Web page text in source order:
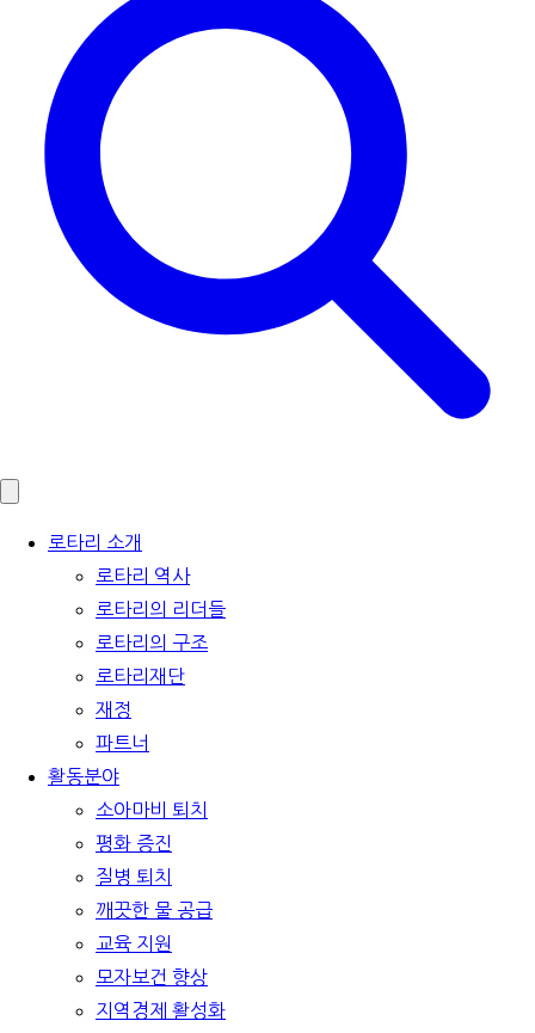
로타리 소개
로타리 역사
로타리의 리더들
로타리의 구조
로타리재단
재정
파트너
활동분야
소아마비 퇴치
평화 증진
질병 퇴치
깨끗한 물 공급
교육 지원
모자보건 향상
지역경제 활성화